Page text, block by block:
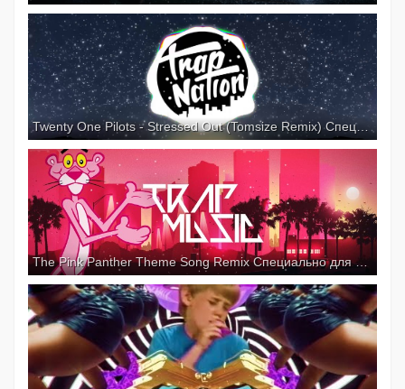
Twenty One Pilots - Stressed Out (Tomsize Remix) Специально для Kirenga-smi
The Pink Panther Theme Song Remix Специально для Kirenga-smi